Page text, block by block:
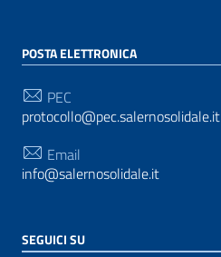
POSTA ELETTRONICA
PEC
protocollo@pec.salernosolidale.it
Email
info@salernosolidale.it
SEGUICI SU